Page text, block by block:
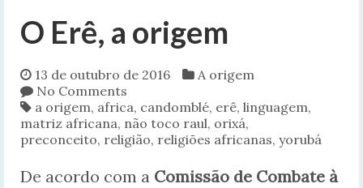
O Erê, a origem
13 de outubro de 2016
A origem
No Comments
a origem, africa, candomblé, erê, linguagem,
matriz africana, não toco raul, orixá,
preconceito, religião, religiões africanas, yorubá
De acordo com a Comissão de Combate à